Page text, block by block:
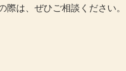
は、ぜひご相談ください。